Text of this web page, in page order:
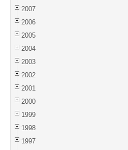
2007
2006
2005
2004
2003
2002
2001
2000
1999
1998
1997